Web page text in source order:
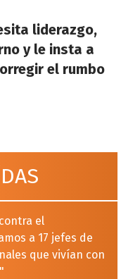
liderazgo,
y le insta a
el rumbo
el
a 17 jefes de
que vivían con